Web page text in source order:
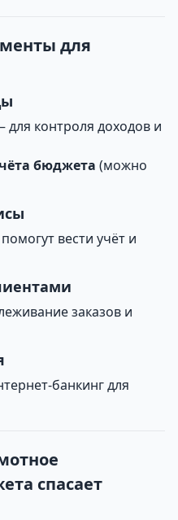
для
– для контроля доходов и
бюджета (можно
вести учёт и
заказов и
банкинг для
спасает